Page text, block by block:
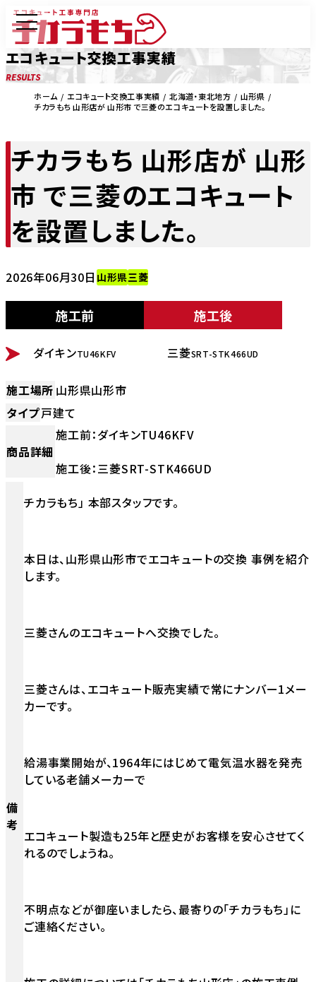
エコキュート交換工事実績
RESULTS
ホーム エコキュート交換工事実績 北海道・東北地方
山形県
チカラもち 山形店が 山形市 で三菱のエコキュートを設置しました。
チカラもち 山形店が 山形
市 で三菱のエコキュート
を設置しました。
2026年06月30日 山形県三菱
施工前
BEFORE
ダイキンTU46KFV
施工後
AFTER
三菱SRT-STK466UD
施工場所 山形県山形市
タイプ戸建て
商品詳細
施工前：ダイキンTU46KFV
施工後：三菱SRT-STK466UD
備
考
チカラもち」 本部スタッフです。
本日は、山形県山形市でエコキュートの交換 事例を紹介
します。
三菱さんのエコキュートへ交換でした。
三菱さんは、エコキュート販売実績で常にナンバー1メー
カーです。
給湯事業開始が、1964年にはじめて電気温水器を発売
している老舗メーカーで
エコキュート製造も25年と歴史がお客様を安心させてく
れるのでしょうね。
不明点などが御座いましたら、最寄りの「チカラもち」に
ご連絡ください。